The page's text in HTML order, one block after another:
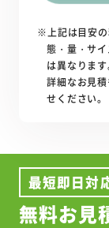
※上記は目安の
態・量・サ
は異なります
詳細なお見
せください。
最短即日対
無料お見